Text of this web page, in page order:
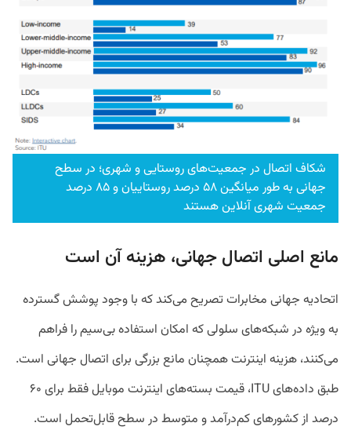
شکاف اتصال در جمعیت‌های روستایی و شهری؛ در سطح
جهانی به طور میانگین ۵۸ درصد روستاییان و ۸۵ درصد
جمعیت شهری آنلاین هستند
مانع اصلی اتصال جهانی، هزینه آن است
اتحادیه جهانی مخابرات تصریح می‌کند که با وجود پوشش گسترده
به ویژه در شبکه‌های سلولی که امکان استفاده بی‌سیم را فراهم
می‌کنند، هزینه اینترنت همچنان مانع بزرگی برای اتصال جهانی است.
طبق داده‌های ITU، قیمت بسته‌های اینترنت موبایل فقط برای ۶۰
درصد از کشور‌های کم‌درآمد و متوسط در سطح قابل‌تحمل است.